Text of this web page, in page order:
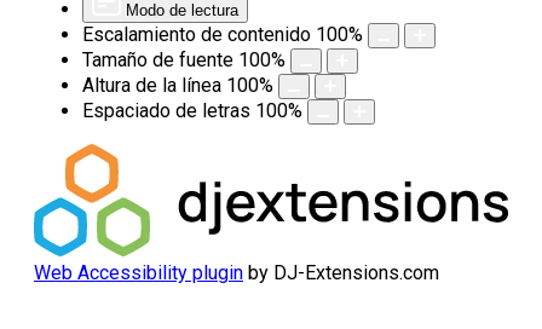
Modo de lectura
Escalamiento de contenido 100%
Tamaño de fuente 100%
Altura de la línea 100%
Espaciado de letras 100%
Web Accessibility plugin by DJ-Extensions.com